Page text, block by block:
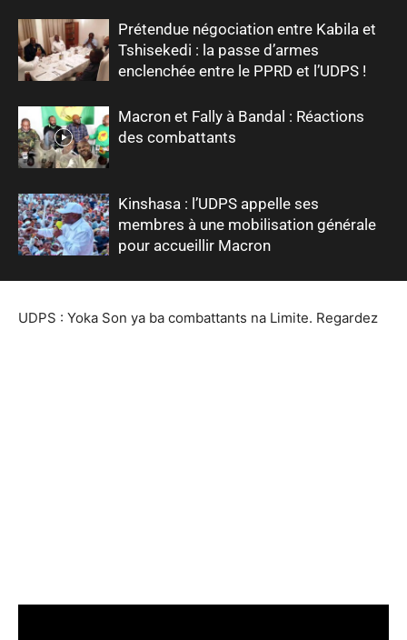
Prétendue négociation entre Kabila et
Tshisekedi : la passe d’armes
enclenchée entre le PPRD et l’UDPS !
Macron et Fally à Bandal : Réactions
des combattants
Kinshasa : l’UDPS appelle ses
membres à une mobilisation générale
pour accueillir Macron
UDPS : Yoka Son ya ba combattants na Limite. Regardez